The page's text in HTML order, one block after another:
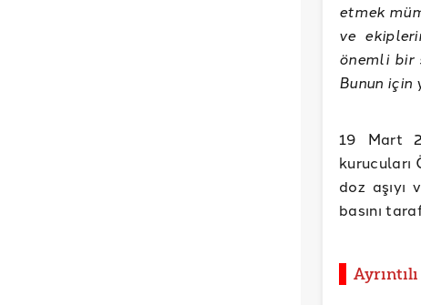
etmek
ve
önemli bir
Bunun için
19 Mart
kurucuları
doz
basını